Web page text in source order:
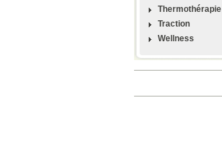
Thermothérapie
Traction
Wellness